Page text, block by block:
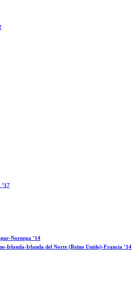
Noruega ’14
Irlanda-Irlanda del Norte (Reino Unido)-Francia ’14